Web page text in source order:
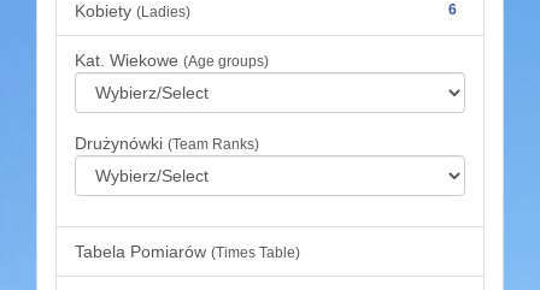
Kobiety (Ladies) 6
Kat. Wiekowe (Age groups)
Drużynówki (Team Ranks)
Tabela Pomiarów (Times Table)